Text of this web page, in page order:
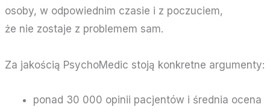
osoby, w odpowiednim czasie i z poczuciem,
że nie zostaje z problemem sam.
Za jakością PsychoMedic stoją konkretne argumenty:
ponad 30 000 opinii pacjentów i średnia ocena